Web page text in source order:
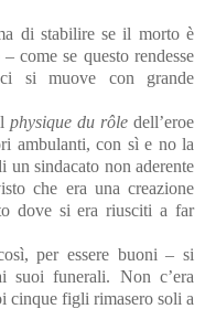
di stabilire se il morto è
come se questo rendesse
si muove con grande
physique du rôledell’eroe
ambulanti, con sì e no la
un sindacato non aderente
che era una creazione
dove si era riusciti a far
per essere buoni – si
suoi funerali. Non c’era
cinque figli rimasero soli a